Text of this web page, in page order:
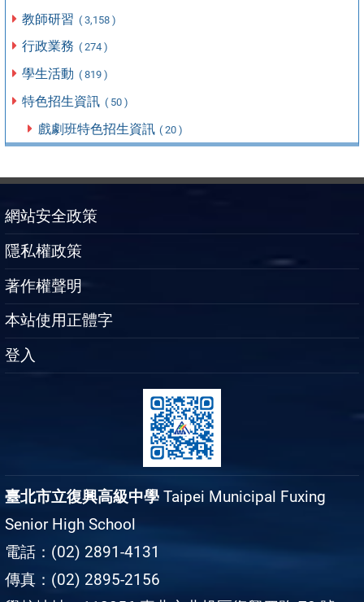
教師研習 ( 3,158 )
行政業務 ( 274 )
學生活動 ( 819 )
特色招生資訊 ( 50 )
戲劇班特色招生資訊 ( 20 )
網站安全政策
隱私權政策
著作權聲明
本站使用正體字
登入
臺北市立復興高級中學 Taipei Municipal Fuxing
Senior High School
電話：(02) 2891-4131
傳真：(02) 2895-2156